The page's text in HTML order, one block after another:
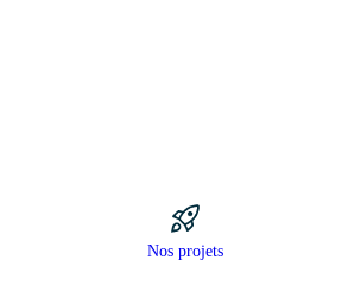
Nos projets